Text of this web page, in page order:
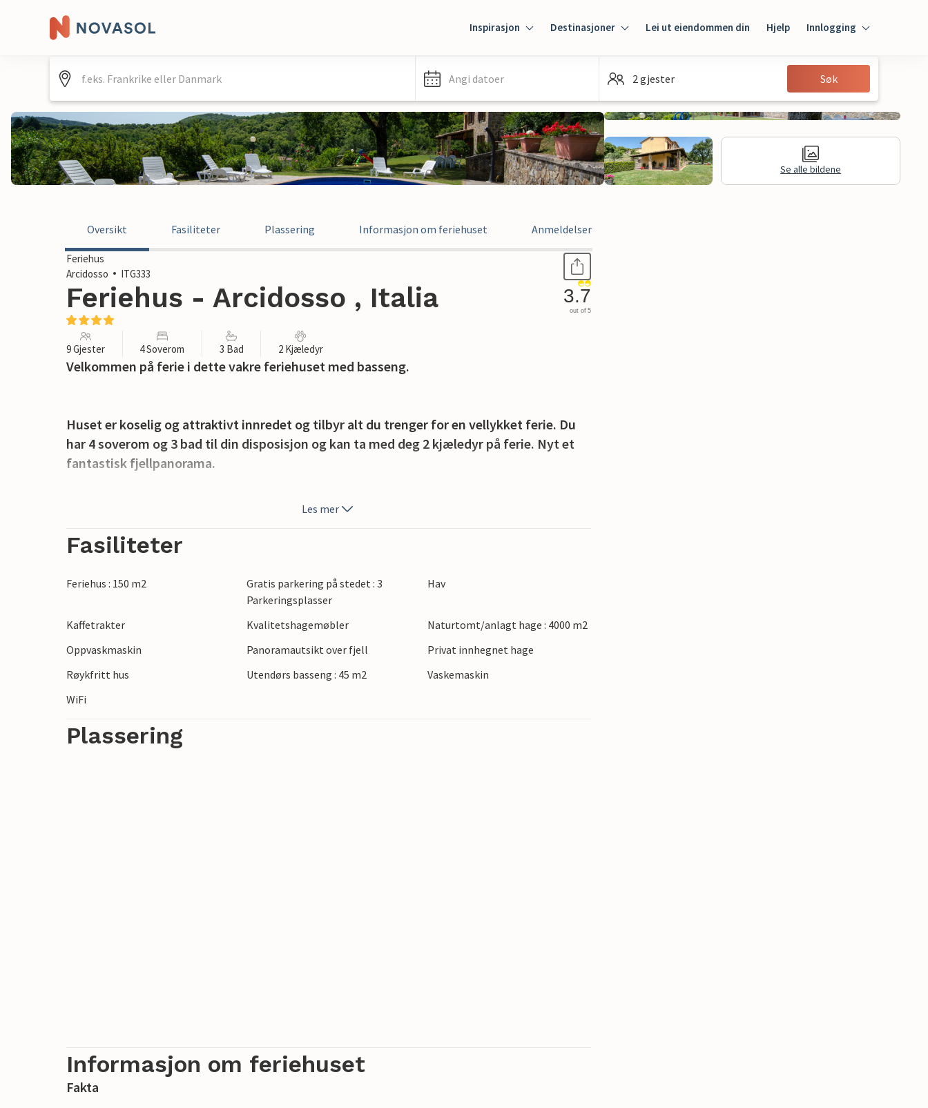
Inspirasjon Destinasjoner Lei ut eiendommen din Hjelp Innlogging
Innlogging
Gjest
Angi datoer 2 gjester Søk
Se alle bildene
Oversikt Fasiliteter Plassering Informasjon om feriehuset Anmeldelser
Feriehus
Arcidosso
ITG333
Feriehus - Arcidosso , Italia 3.7
out of 5
9 Gjester 4 Soverom 3 Bad 2 Kjæledyr
Velkommen på ferie i dette vakre feriehuset med basseng.
Huset er koselig og attraktivt innredet og tilbyr alt du trenger for en vellykket ferie. Du
har 4 soverom og 3 bad til din disposisjon og kan ta med deg 2 kjæledyr på ferie. Nyt et
fantastisk fjellpanorama.
Slapp av på den store naturtomten og nyt de lange sommerdagene, komfortable
glede seg over husken og sklia.
Området rundt tilbyr mange muligheter til å være aktiv i naturen, bruk ferien til å bli
bedre kjent med dette sjarmerende området.
Nyt oppholdet i dette innbydende feriehuset!
Les mer
Fasiliteter
Feriehus : 150 m2
Gratis parkering på stedet : 3
Parkeringsplasser
Hav
Kaffetrakter Kvalitetshagemøbler
Naturtomt/anlagt hage : 4000 m2
Oppvaskmaskin
Panoramautsikt over fjell
Privat innhegnet hage
Røykfritt hus
Utendørs basseng : 45 m2
Vaskemaskin
WiFi
Plassering
Informasjon om feriehuset
Fakta